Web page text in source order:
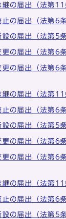
の届出（法第11
の届出（法第6条
の届出（法第5条
の届出（法第6条
の届出（法第6条
の届出（法第11
の届出（法第6条
の届出（法第5条
の届出（法第6条
の届出（法第6条
の届出（法第11
の届出（法第6条
の届出（法第5条